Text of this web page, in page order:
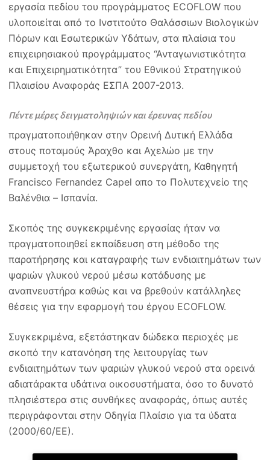
εργασία πεδίου του προγράμματος ECOFLOW που
υλοποιείται από το Ινστιτούτο Θαλάσσιων Βιολογικών
Πόρων και Εσωτερικών Υδάτων, στα πλαίσια του
επιχειρησιακού προγράμματος “Ανταγωνιστικότητα
και Επιχειρηματικότητα” του Εθνικού Στρατηγικού
Πλαισίου Αναφοράς ΕΣΠΑ 2007-2013.
Πέντε μέρες δειγματοληψιών και έρευνας πεδίου
πραγματοποιήθηκαν στην Ορεινή Δυτική Ελλάδα
στους ποταμούς Άραχθο και Αχελώο με την
συμμετοχή του εξωτερικού συνεργάτη, Καθηγητή
Francisco Fernandez Capel απο το Πολυτεχνείο της
Βαλένθια – Ισπανία.
Σκοπός της συγκεκριμένης εργασίας ήταν να
πραγματοποιηθεί εκπαίδευση στη μέθοδο της
παρατήρησης και καταγραφής των ενδιαιτημάτων των
ψαριών γλυκού νερού μέσω κατάδυσης με
αναπνευστήρα καθώς και να βρεθούν κατάλληλες
θέσεις για την εφαρμογή του έργου ECOFLOW.
Συγκεκριμένα, εξετάστηκαν δώδεκα περιοχές με
σκοπό την κατανόηση της λειτουργίας των
ενδιαιτημάτων των ψαριών γλυκού νερού στα ορεινά
αδιατάρακτα υδάτινα οικοσυστήματα, όσο το δυνατό
πλησιέστερα στις συνθήκες αναφοράς, όπως αυτές
περιγράφονται στην Οδηγία Πλαίσιο για τα ύδατα
(2000/60/ΕΕ).